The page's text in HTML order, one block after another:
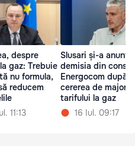
despre
gaz: Trebuie
nu formula,
reducem
11:13
Slusari și-a
demisia din
Energocom după
cererea de
tarifului la gaz
16 Iul. 09:17